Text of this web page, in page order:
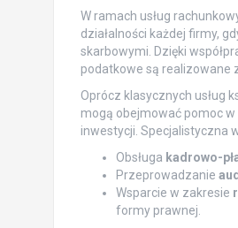
W ramach usług
działalności każdej firmy,
skarbowymi. Dzięki
podatkowe są realizowane
Oprócz klasycznych usług
mogą obejmować pomoc
inwestycji. Specjalistyczna
Obsługa kadrowo-
Przeprowadzanie
Wsparcie w zakresie
formy prawnej.